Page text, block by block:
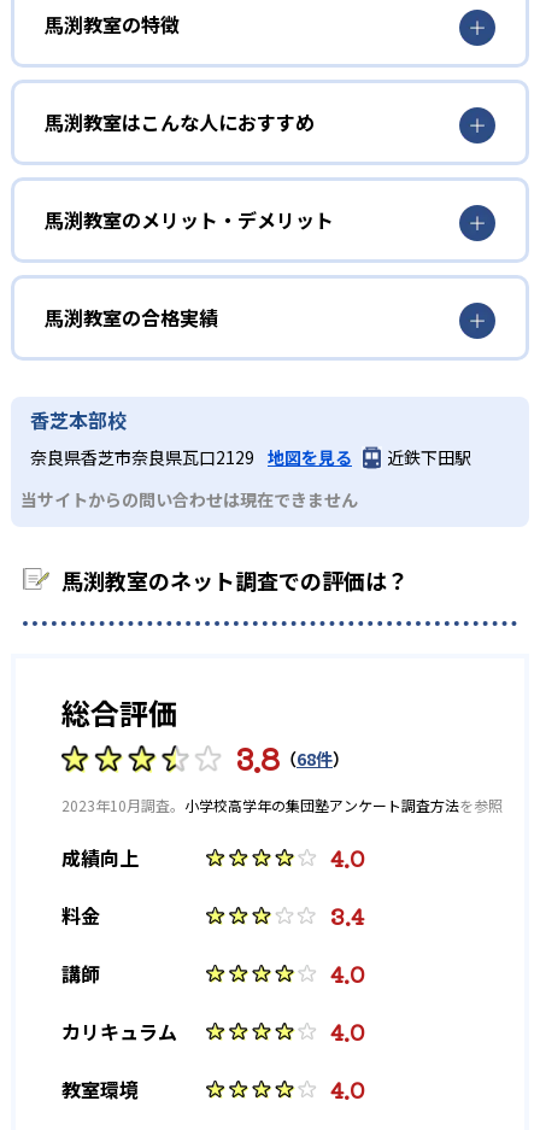
馬渕教室の特徴
複数の学力別クラスを設定
馬渕教室では、学力別クラスを設定している。灘高校を目
指す創駿会や、公立最難関校を目指すSSST（スリーエスト
ップ）クラス、公立トップ校を目指すSSS（スリーエス）ク
ラスなど、受講資格をクリアしたハイレベルな生徒が切磋
琢磨するクラスも複数設けられている。
馬渕教室はこんな人におすすめ
難関校合格から逆算して学びたい人
年間カリキュラムに合わせた独自教材を使用
馬渕教室の高校受験コースでは、高校入試から逆算したカ
リキュラムが設定されている。カリキュラムの内容を効果
的に習得するため、オリジナルテキストを使用する。カリ
キュラム内容は事前に確認できるため、学習モチベーショ
ンの向上にも役立つ。
馬渕教室のメリット・デメリット
どんなメリットがある？
馬渕教室では、成績アップに役立つ授業づくりを強く意識
している。講師評価においても生徒アンケートに加え、年6
回の実力テストにおける担当クラスの成績推移をチェック
する。
馬渕教室は、難関校への合格実績が豊富だ。学校の授業が
わからない場合など、基礎学力に自信がない生徒にはレベ
ルが合わないと感じるかもしれない。
馬渕教室の合格実績
馬渕教室高校受験コースの合格実績は下記の通りである。
高校の合格実績
北野高校 268 天王寺高校
大手前高校 229 三国丘高校 182
高津高校 111 四條畷高校 176
生野高校 118 岸和田高校
灘高校 28 西大和学園高校 417
洛南高校
大阪星光学院高校 10
清風南海高校 154 明星高校
清風高校 214 四天王寺高校
京都女子高校 127
香芝本部校
奈良県香芝市奈良県瓦口2129 地図を見る
近鉄下田駅
当サイトからの問い合わせは現在できません
馬渕教室のネット調査での評価は？
総合評価
3.8 （68件）
2023年10月調査。 小学校高学年の集団塾アンケート調査方法を参照
成績向上 4.0
料金 3.4
講師 4.0
カリキュラム 4.0
教室環境 4.0